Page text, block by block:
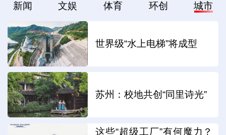
新闻 文娱 体育 环创 城市
世界级“水上电梯”将成型
苏州：校地共创“同里诗光”
这些“超级工厂”有何魔力？